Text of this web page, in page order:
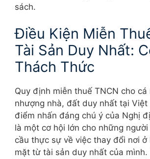
sách.
Điều Kiện Miễn
Tài Sản Duy Nhất:
Thách Thức
Quy định miễn thuế TNCN cho cá
nhượng nhà, đất duy nhất tại Việt
điểm nhấn đáng chú ý của Nghị
là một cơ hội lớn cho những
cầu thực sự về việc thay đổi nơi ở
mặt từ tài sản duy nhất của mình.